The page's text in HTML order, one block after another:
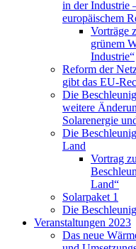
in der Industrie
europäischem
Vorträge
grünem
Industrie“
Reform der
gibt das EU-
Die
weitere
Solarenergie
Die
Land
Vortrag
Land“
Solarpaket 1
Die
Veranstaltungen 2023
Das neue